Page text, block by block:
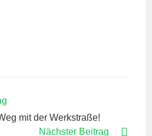
mit der Werkstraße!
Nächster Beitrag